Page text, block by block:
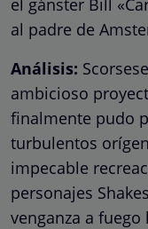
al padre de
Análisis:
ambicioso
finalmente pudo
turbulentos
impecable
personajes
venganza a fuego